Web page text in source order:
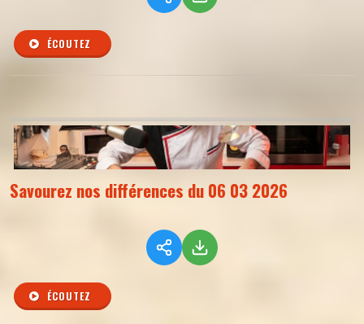
ÉCOUTEZ
Savourez nos différences du 06 03 2026
ÉCOUTEZ